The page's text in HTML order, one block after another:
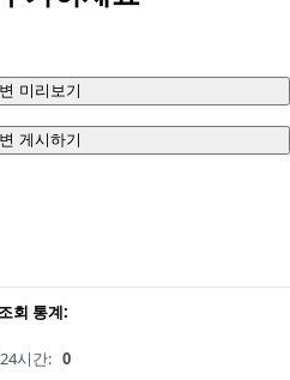
미리보기
게시하기
조회 통계:
시간: 0